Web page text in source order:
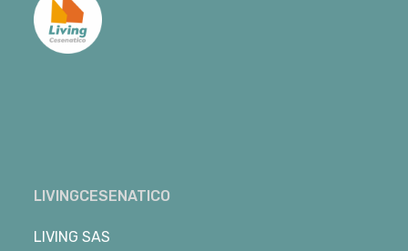
LIVINGCESENATICO
LIVING SAS